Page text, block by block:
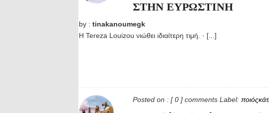
ΣΤΗΝ ΕΥΡΩΣΤΙΝΗ
by : tinakanoumegk
Η Tereza Louizou νιώθει ιδιαίτερη τιμή. · [...]
Posted on : [ 0 ] comments Label: